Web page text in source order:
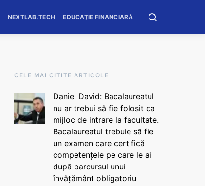
NEXTLAB.TECH EDUCAȚIE FINANCIARĂ
CELE MAI CITITE ARTICOLE
Daniel David: Bacalaureatul
nu ar trebui să fie folosit ca
mijloc de intrare la facultate.
Bacalaureatul trebuie să fie
un examen care certifică
competențele pe care le ai
după parcursul unui
învățământ obligatoriu